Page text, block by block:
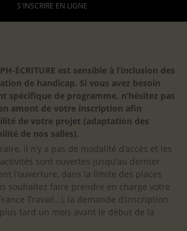
S'INSCRIRE EN LIGNE
ÉCRITURE est sensible à l’inclusion des
de handicap. Si vous avez besoin
spécifique de programme, n’hésitez pas
amont de votre inscription afin
de votre projet (adaptation des
de nos salles).
il n’y a pas de modalité d’accès et les
sont ouvertes jusqu’au dernier
l’ouverture, dans la limite des places
souhaitez faire prendre en charge votre
Travail…), la demande d’inscription
tard un mois avant le début de la